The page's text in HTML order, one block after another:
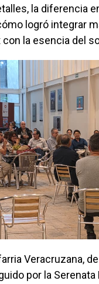
la diferencia
logró integrar
la esencia del
Veracruzana,
por la